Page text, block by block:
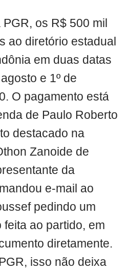
os R$ 500 mil
ao diretório estadual
em duas datas
e 1º de
O pagamento está
de Paulo Roberto
destacado na
Zanoide de
da
e-mail ao
pedindo um
ao partido, em
diretamente.
isso não deixa